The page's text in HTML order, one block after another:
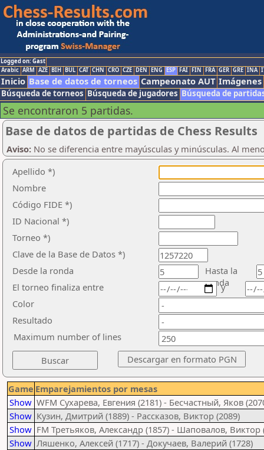
Logged on: Gast
Arabic ARM AZE BIH BUL CAT CHN CRO CZE DEN ENG ESP FAI FIN FRA GER GRE INA
Inicio Base de datos de torneos Campeonato AUT Imágenes
Búsqueda de torneos Búsqueda de jugadores Búsqueda de
Se encontraron 5 partidas.
Base de datos de partidas de Chess Results
Aviso: No se diferencia entre mayúsculas y minúsculas. Al
Apellido *)
Nombre
Código FIDE *)
ID Nacional *)
Torneo *)
Clave de la Base de Datos *)
Desde la ronda
Hasta la
ronda
El torneo finaliza entre
Color
Resultado
y
Maximum number of lines
Game Emparejamientos por mesas
Show WFM Сухарева, Евгения (2181) - Бесчастный, Яков
Show Кузин, Дмитрий (1889) - Рассказов, Виктор (2089)
Show FM Третьяков, Александр (1857) - Шаповалов, Виктор
Show Ляшенко, Алексей (1717) - Докучаев, Валерий (1728)